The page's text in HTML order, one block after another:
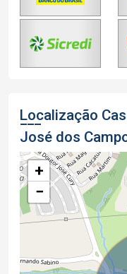
Localização
José dos
+
−